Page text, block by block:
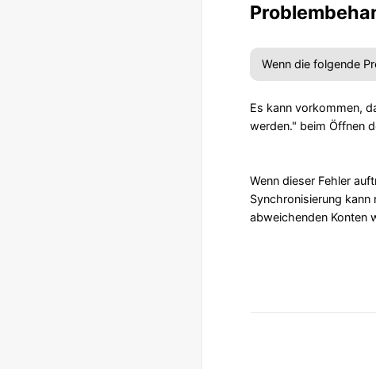
Wenn die folgende
Es kann vorkommen,
werden." beim Öffnen
Wenn dieser Fehler
Synchronisierung
abweichenden Konten